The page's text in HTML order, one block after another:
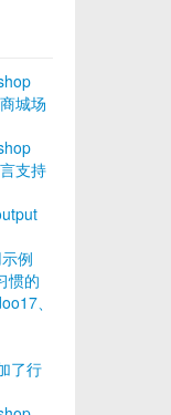
城场
支持
例
惯的
、
了行